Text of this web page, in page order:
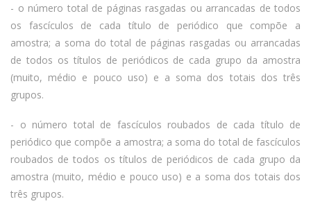
- o número total de páginas rasgadas ou arrancadas de todos
os fascículos de cada título de periódico que compõe a
amostra; a soma do total de páginas rasgadas ou arrancadas
de todos os títulos de periódicos de cada grupo da amostra
(muito, médio e pouco uso) e a soma dos totais dos três
grupos.
- o número total de fascículos roubados de cada título de
periódico que compõe a amostra; a soma do total de fascículos
roubados de todos os títulos de periódicos de cada grupo da
amostra (muito, médio e pouco uso) e a soma dos totais dos
três grupos.